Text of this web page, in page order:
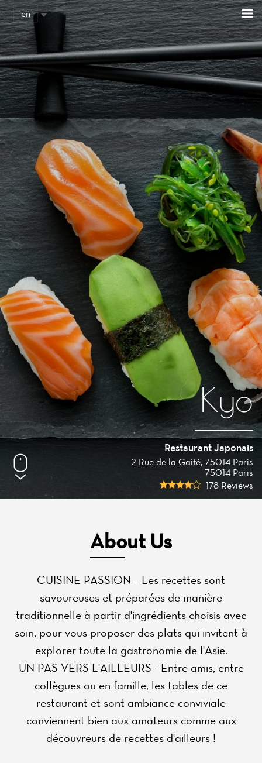
en
Kyo
Restaurant Japonais
2 Rue de la Gaité, 75014 Paris
75014 Paris
178 Reviews
About Us
CUISINE PASSION – Les recettes sont
savoureuses et préparées de manière
traditionnelle à partir d'ingrédients choisis avec
soin, pour vous proposer des plats qui invitent à
explorer toute la gastronomie de l'Asie.
UN PAS VERS L'AILLEURS - Entre amis, entre
collègues ou en famille, les tables de ce
restaurant et sont ambiance conviviale
conviennent bien aux amateurs comme aux
découvreurs de recettes d'ailleurs !
Cookies management panel